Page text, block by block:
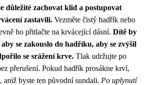
důležité zachovat klid a postupovat
zastavili. Vezměte čistý hadřík nebo
ho přitlačte na krvácející dásní. Dítě by
se zakouslo do hadříku, aby se zvýšil
se srážení krve. Tlak udržujte po
přerušení. Pokud hadřík prosákne krví,
aniž byste ten původní sundali. Po uplynutí